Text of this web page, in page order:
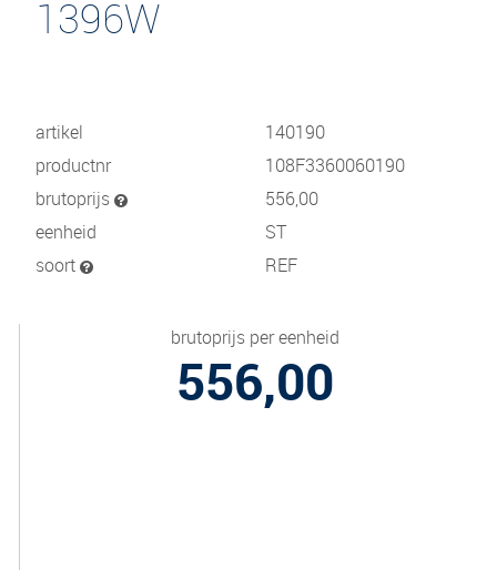
1396W
artikel
140190
productnr
108F3360060190
brutoprijs
556,00
eenheid
ST
soort
REF
brutoprijs per eenheid
556,00